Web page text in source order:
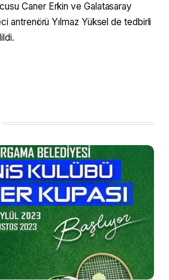
Caner Erkin ve Galatasaray
antrenörü Yılmaz Yüksel de tedbirli